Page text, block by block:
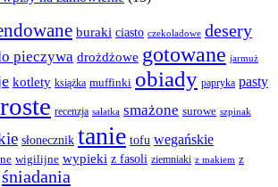
buraki ciasto czekoladowe desery
pieczywa drożdżowe gotowane jarmuż
kotlety książka muffinki obiady papryka pasty
recenzja sałatka smażone surowe szpinak
słonecznik tanie tofu wegańskie
wigilijne wypieki z fasoli ziemniaki z makiem z
śniadania